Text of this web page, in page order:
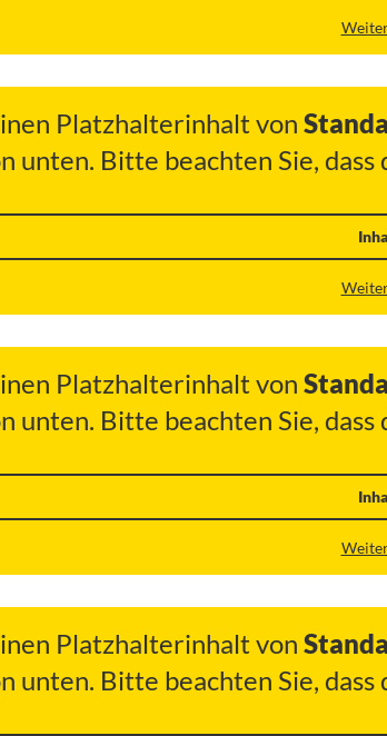
Platzhalterinhalt von
unten. Bitte beachten Sie,
Platzhalterinhalt von
unten. Bitte beachten Sie,
Platzhalterinhalt von
unten. Bitte beachten Sie,